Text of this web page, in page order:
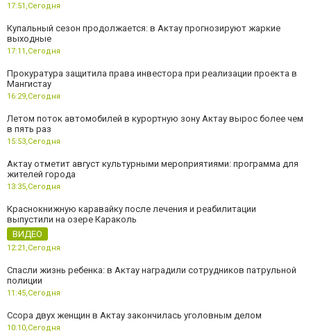
17:51,Сегодня
Купальный сезон продолжается: в Актау прогнозируют жаркие
выходные
17:11,Сегодня
Прокуратура защитила права инвестора при реализации проекта в
Мангистау
16:29,Сегодня
Летом поток автомобилей в курортную зону Актау вырос более чем
в пять раз
15:53,Сегодня
Актау отметит август культурными мероприятиями: программа для
жителей города
13:35,Сегодня
Краснокнижную каравайку после лечения и реабилитации
выпустили на озере Караколь
ВИДЕО
12:21,Сегодня
Спасли жизнь ребенка: в Актау наградили сотрудников патрульной
полиции
11:45,Сегодня
Ссора двух женщин в Актау закончилась уголовным делом
10:10,Сегодня